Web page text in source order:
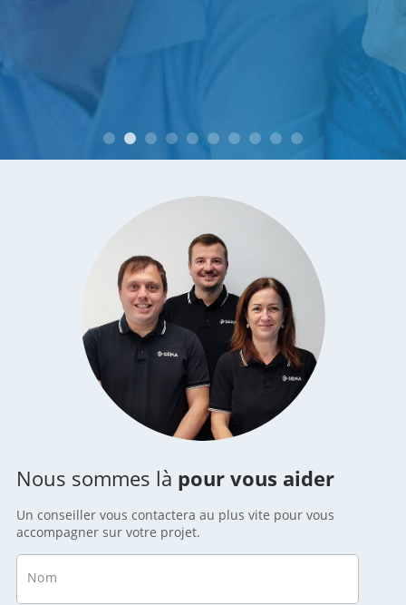
entre la commande et exécution très courts.
Agréable surprise en tout points. (retour du
questionnaire de satisfaction 1 mois après
utilisation)
M. et Mme B. à Montélimar (26)
Nous sommes là pour vous aider
Un conseiller vous contactera au plus vite pour vous
accompagner sur votre projet.
Nom